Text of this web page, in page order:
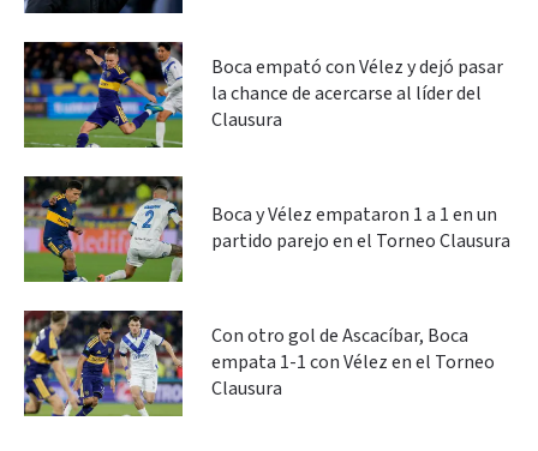
Boca empató con Vélez y dejó pasar
la chance de acercarse al líder del
Clausura
Boca y Vélez empataron 1 a 1 en un
partido parejo en el Torneo Clausura
Con otro gol de Ascacíbar, Boca
empata 1-1 con Vélez en el Torneo
Clausura